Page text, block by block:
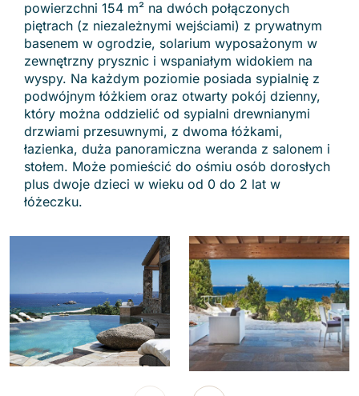
powierzchni 154 m² na dwóch połączonych
piętrach (z niezależnymi wejściami) z prywatnym
basenem w ogrodzie, solarium wyposażonym w
zewnętrzny prysznic i wspaniałym widokiem na
wyspy. Na każdym poziomie posiada sypialnię z
podwójnym łóżkiem oraz otwarty pokój dzienny,
który można oddzielić od sypialni drewnianymi
drzwiami przesuwnymi, z dwoma łóżkami,
łazienka, duża panoramiczna weranda z salonem i
stołem. Może pomieścić do ośmiu osób dorosłych
plus dwoje dzieci w wieku od 0 do 2 lat w
łóżeczku.